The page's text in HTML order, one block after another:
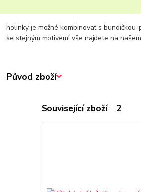
holinky je možné kombinovat s
se stejným motivem! vše najdete na
Původ zboží
Související zboží 2